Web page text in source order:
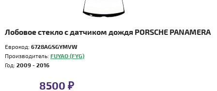
Лобовое стекло с датчиком дождя PORSCHE PANAMERA
Еврокод: 6728AGSGYMVW
Производитель: FUYAO (FYG)
Год: 2009 - 2016
8500 ₽